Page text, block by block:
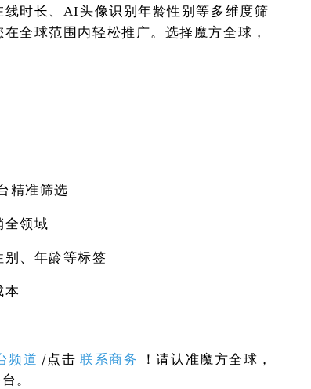
时长、AI头像识别年龄性别等多维度筛
全球范围内轻松推广。选择魔方全球，
精准筛选
全领域
、年龄等标签
本
频道 /点击联系商务
！请认准魔方全球，
。